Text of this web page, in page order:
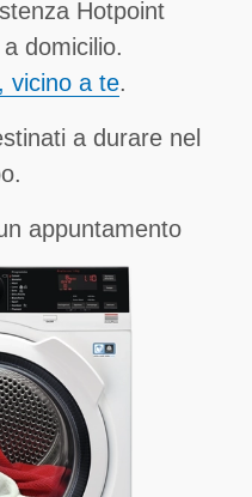
Hotpoint
domicilio.
vicino a te.
a durare nel
appuntamento